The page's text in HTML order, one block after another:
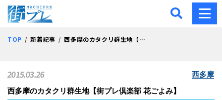
街プレ -東京・西多摩の
TOP 新着記事 西多摩のカタクリ群生地【街プレ倶楽部 花ごよみ】
西多摩のカタクリ群生地【街プレ倶楽部 花ごよみ】
2015.03.26 西多摩